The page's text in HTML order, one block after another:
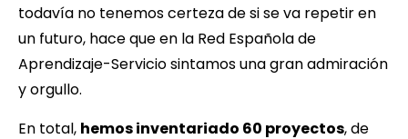
todavía no tenemos certeza de si se va repetir en
un futuro, hace que en la Red Española de
Aprendizaje-Servicio sintamos una gran admiración
y orgullo.
En total, hemos inventariado 60 proyectos, de